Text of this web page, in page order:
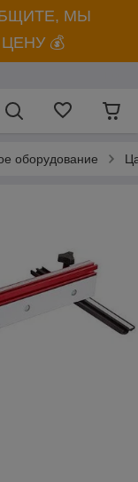
МЫ
💰
оборудование